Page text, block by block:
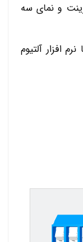
و نمای سه
افزار آلتیوم